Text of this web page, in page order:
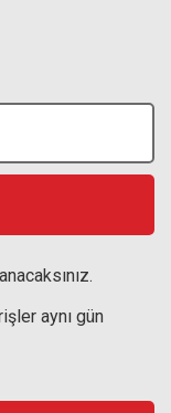
aynı gün